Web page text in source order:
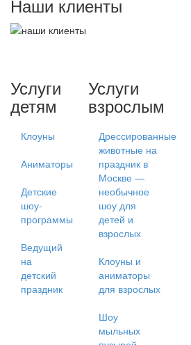
Наши клиенты
Услуги
детям
Клоуны
Аниматоры
Детские
шоу-
программы
Ведущий
на
детский
праздник
Услуги
взрослым
Дрессированные
животные на
праздник в
Москве —
необычное
шоу для
детей и
взрослых
Клоуны и
аниматоры
для взрослых
Шоу
мыльных